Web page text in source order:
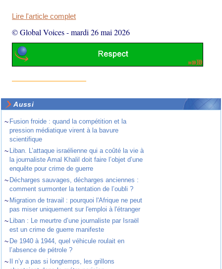
Lire l'article complet
© Global Voices-mardi 26 mai 2026
Aussi
~ Fusion froide : quand la compétition et la
pression médiatique virent à la bavure
scientifique
~ Liban. L’attaque israélienne qui a coûté la vie à
la journaliste Amal Khalil doit faire l’objet d’une
enquête pour crime de guerre
~ Décharges sauvages, décharges anciennes :
comment surmonter la tentation de l’oubli ?
~ Migration de travail : pourquoi l'Afrique ne peut
pas miser uniquement sur l'emploi à l'étranger
~ Liban : Le meurtre d’une journaliste par Israël
est un crime de guerre manifeste
~ De 1940 à 1944, quel véhicule roulait en
l’absence de pétrole ?
~ Il n’y a pas si longtemps, les grillons